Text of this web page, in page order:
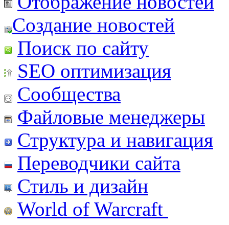
Создание новостей
Поиск по сайту
SEO оптимизация
Сообщества
Файловые менеджеры
Структура и навигация
Переводчики сайта
Стиль и дизайн
World of Warcraft